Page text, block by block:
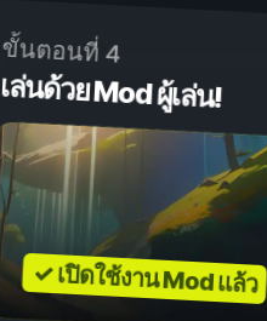
ขั้นตอนที่ 4
เล่นด้วย Mod ผู้เล่น!
✓ เปิดใช้งาน Mod แล้ว